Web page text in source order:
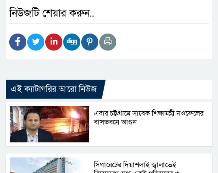
নিউজটি শেয়ার করুন..
এই ক্যাটাগরির আরো নিউজ
এবার চট্টগ্রামে সাবেক শিক্ষামন্ত্রী নওফেলের
বাসভবনে আগুন
সিগারেটের দিয়াশলাই জ্বালাতেই